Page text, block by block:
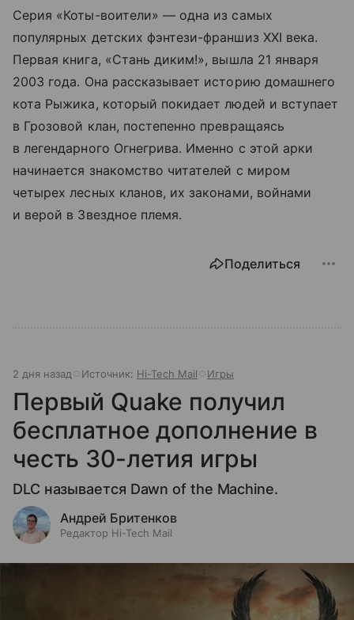
Серия «Коты-воители» — одна из самых
популярных детских фэнтези-франшиз XXI века.
Первая книга, «Стань диким!», вышла 21 января
2003 года. Она рассказывает историю домашнего
кота Рыжика, который покидает людей и вступает
в Грозовой клан, постепенно превращаясь
в легендарного Огнегрива. Именно с этой арки
начинается знакомство читателей с миром
четырех лесных кланов, их законами, войнами
и верой в Звездное племя.
Поделиться
2 дня назад Источник: Hi-Tech Mail Игры
Первый Quake получил
бесплатное дополнение в
честь 30-летия игры
DLC называется Dawn of the Machine.
Андрей Бритенков
Редактор Hi-Tech Mail